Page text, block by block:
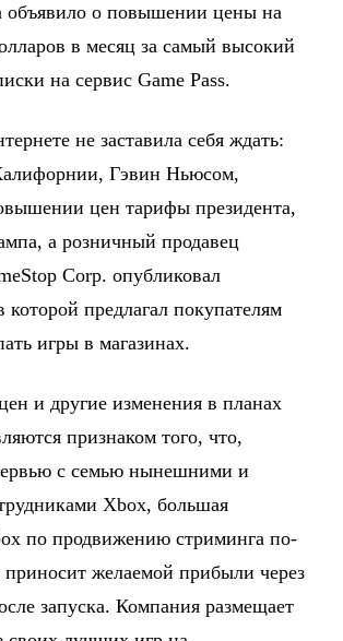
объявило о повышении цены на
в месяц за самый высокий
на сервис Game Pass.
не заставила себя ждать:
Гэвин Ньюсом,
цен тарифы президента,
а розничный продавец
Corp. опубликовал
которой предлагал покупателям
игры в магазинах.
и другие изменения в планах
признаком того, что,
с семью нынешними и
Xbox, большая
по продвижению стриминга по-
желаемой прибыли через
запуска. Компания размещает